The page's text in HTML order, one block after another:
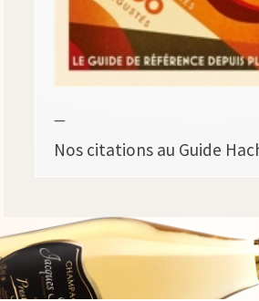
—
Nos citations au Guide